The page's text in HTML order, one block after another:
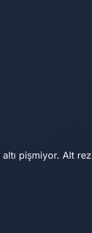
altı pişmiyor. Alt